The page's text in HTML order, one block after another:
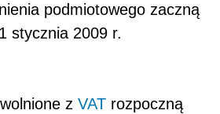
podmiotowego zaczną
stycznia 2009 r.
z VAT rozpoczną